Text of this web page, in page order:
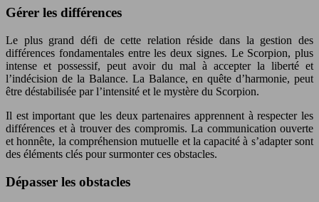
Gérer les différences
Le plus grand défi de cette relation réside dans la gestion des
différences fondamentales entre les deux signes. Le Scorpion, plus
intense et possessif, peut avoir du mal à accepter la liberté et
l’indécision de la Balance. La Balance, en quête d’harmonie, peut
être déstabilisée par l’intensité et le mystère du Scorpion.
Il est important que les deux partenaires apprennent à respecter les
différences et à trouver des compromis. La communication ouverte
et honnête, la compréhension mutuelle et la capacité à s’adapter sont
des éléments clés pour surmonter ces obstacles.
Dépasser les obstacles